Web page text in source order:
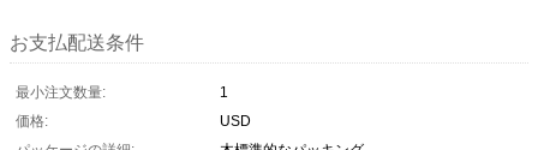
お支払配送条件
最小注文数量:
1
価格:
USD